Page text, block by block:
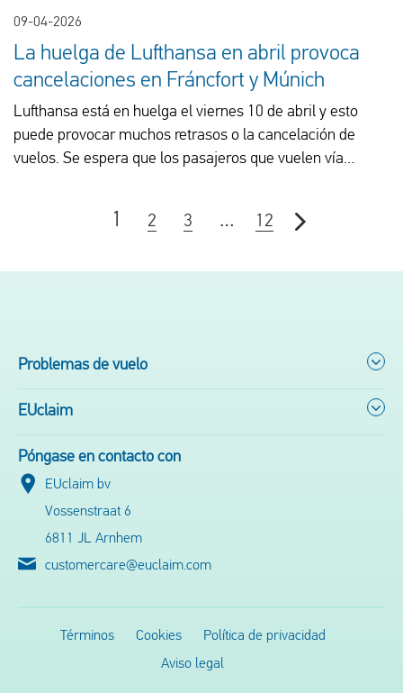
09-04-2026
La huelga de Lufthansa en abril provoca
cancelaciones en Fráncfort y Múnich
Lufthansa está en huelga el viernes 10 de abril y esto
puede provocar muchos retrasos o la cancelación de
vuelos. Se espera que los pasajeros que vuelen vía
1 2 3 … 12
Problemas de vuelo
EUclaim
Póngase en contacto con
EUclaim bv
Vossenstraat 6
6811 JL Arnhem
customercare@euclaim.com
Términos Cookies
Política de privacidad
Aviso legal